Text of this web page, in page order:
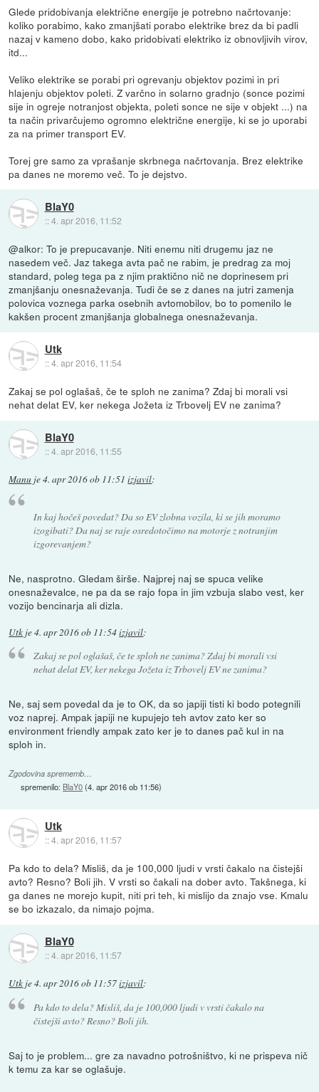
Glede pridobivanja električne energije je potrebno načrtovanje:
koliko porabimo, kako zmanjšati porabo elektrike brez da bi padli
nazaj v kameno dobo, kako pridobivati elektriko iz obnovljivih virov,
itd...
Veliko elektrike se porabi pri ogrevanju objektov pozimi in pri
hlajenju objektov poleti. Z varčno in solarno gradnjo (sonce pozimi
sije in ogreje notranjost objekta, poleti sonce ne sije v objekt ...) na
ta način privarčujemo ogromno električne energije, ki se jo uporabi
za na primer transport EV.
Torej gre samo za vprašanje skrbnega načrtovanja. Brez elektrike
pa danes ne moremo več. To je dejstvo.
BlaY0
::4. apr 2016, 11:52
@alkor: To je prepucavanje. Niti enemu niti drugemu jaz ne
nasedem več. Jaz takega avta pač ne rabim, je predrag za moj
standard, poleg tega pa z njim praktično nič ne doprinesem pri
zmanjšanju onesnaževanja. Tudi če se z danes na jutri zamenja
polovica voznega parka osebnih avtomobilov, bo to pomenilo le
kakšen procent zmanjšanja globalnega onesnaževanja.
Utk
::4. apr 2016, 11:54
Zakaj se pol oglašaš, če te sploh ne zanima? Zdaj bi morali vsi
nehat delat EV, ker nekega Jožeta iz Trbovelj EV ne zanima?
BlaY0
::4. apr 2016, 11:55
Manu je4. apr 2016 ob 11:51 izjavil:
In kaj hočeš povedat? Da so EV zlobna vozila, ki se jih moramo
izogibati? Da naj se raje osredotočimo na motorje z notranjim
izgorevanjem?
Ne, nasprotno. Gledam širše. Najprej naj se spuca velike
onesnaževalce, ne pa da se rajo fopa in jim vzbuja slabo vest, ker
vozijo bencinarja ali dizla.
Utk je4. apr 2016 ob 11:54izjavil:
Zakaj se pol oglašaš, če te sploh ne zanima? Zdaj bi morali vsi
nehat delat EV, ker nekega Jožeta iz Trbovelj EV ne zanima?
Ne, saj sem povedal da je to OK, da so japiji tisti ki bodo potegnili
voz naprej. Ampak japiji ne kupujejo teh avtov zato ker so
environment friendly ampak zato ker je to danes pač kul in na
sploh in.
Zgodovina sprememb…
spremenilo: BlaY0(4. apr 2016 ob 11:56)
Utk
::4. apr 2016, 11:57
Pa kdo to dela? Misliš, da je 100,000 ljudi v vrsti čakalo na čistejši
avto? Resno? Boli jih. V vrsti so čakali na dober avto. Takšnega, ki
ga danes ne morejo kupit, niti pri teh, ki mislijo da znajo vse. Kmalu
se bo izkazalo, da nimajo pojma.
BlaY0
::4. apr 2016, 11:57
Utk je4. apr 2016 ob 11:57izjavil:
Pa kdo to dela? Misliš, da je 100,000 ljudi v vrsti čakalo na
čistejši avto? Resno? Boli jih.
Saj to je problem... gre za navadno potrošništvo, ki ne prispeva nič
k temu za kar se oglašuje.